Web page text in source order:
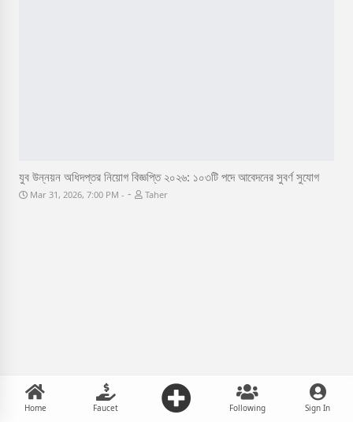
যুব উন্নয়ন অধিদপ্তর নিয়োগ বিজ্ঞপ্তি ২০২৬: ১০৩টি পদে আবেদনের সুবর্ণ সুযোগ
Mar 31, 2026, 7:00 PM - Taher
Home Faucet Following Sign In